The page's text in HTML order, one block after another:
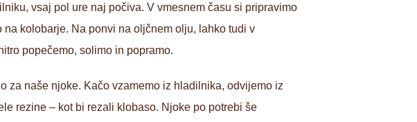
vsaj pol ure naj počiva. V vmesnem času si pripravimo
kolobarje. Na ponvi na oljčnem olju, lahko tudi v
popečemo, solimo in popramo.
za naše njoke. Kačo vzamemo iz hladilnika, odvijemo iz
rezine – kot bi rezali klobaso. Njoke po potrebi še